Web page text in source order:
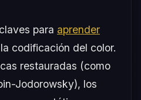
para aprender
codificación del color.
restauradas (como
Jodorowsky), los